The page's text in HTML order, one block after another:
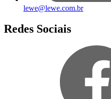
lewe@lewe.com.br
Redes Sociais